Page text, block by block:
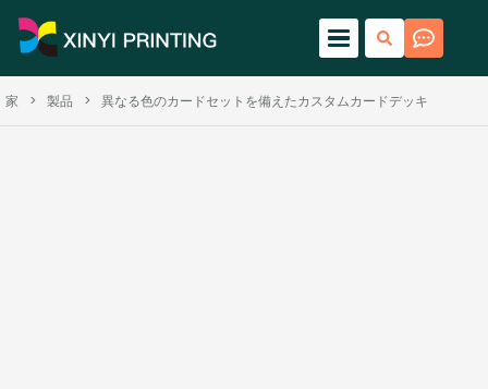
家 > 製品 > 異なる色のカードセットを備えたカスタムカードデッキ